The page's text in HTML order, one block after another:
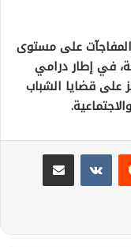
على مستوى
في إطار درامي
على قضايا الشباب
مشاركة عبر البريد